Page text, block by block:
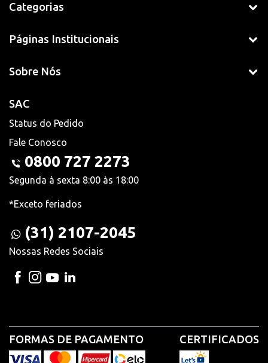
Categorias
Páginas Institucionais
Sobre Nós
SAC
Status do Pedido
Fale Conosco
0800 727 2273
Segunda à sexta 8:00 às 18:00
*Exceto feriados
(31) 2107-2045
Nossas Redes Sociais
FORMAS DE PAGAMENTO CERTIFICADOS